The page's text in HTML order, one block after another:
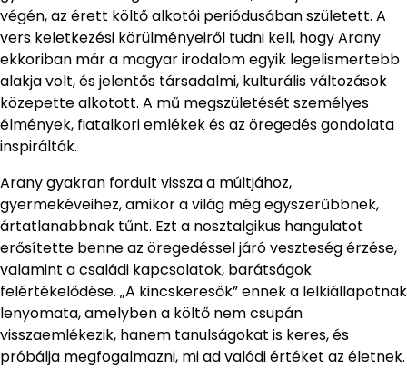
végén, az érett költő alkotói periódusában született. A
vers keletkezési körülményeiről tudni kell, hogy Arany
ekkoriban már a magyar irodalom egyik legelismertebb
alakja volt, és jelentős társadalmi, kulturális változások
közepette alkotott. A mű megszületését személyes
élmények, fiatalkori emlékek és az öregedés gondolata
inspirálták.
Arany gyakran fordult vissza a múltjához,
gyermekéveihez, amikor a világ még egyszerűbbnek,
ártatlanabbnak tűnt. Ezt a nosztalgikus hangulatot
erősítette benne az öregedéssel járó veszteség érzése,
valamint a családi kapcsolatok, barátságok
felértékelődése. „A kincskeresők” ennek a lelkiállapotnak
lenyomata, amelyben a költő nem csupán
visszaemlékezik, hanem tanulságokat is keres, és
próbálja megfogalmazni, mi ad valódi értéket az életnek.